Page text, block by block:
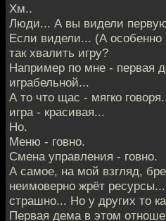
Хм..
Люди... А вы видели
Если видели... (А особенно
так хвалить игру?
Например по мне - первая
играбельной...
А то что щас - мягко
игра - красивая...
Но.
Меню - говно.
Смена управления - говно.
А самое, на мой взгляд,
неимоверно жрёт
страшно... Но у других то
Первая дема в этом